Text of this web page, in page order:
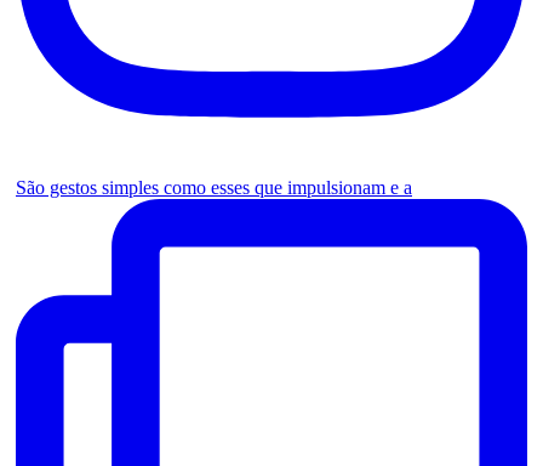
São gestos simples como esses que impulsionam e a